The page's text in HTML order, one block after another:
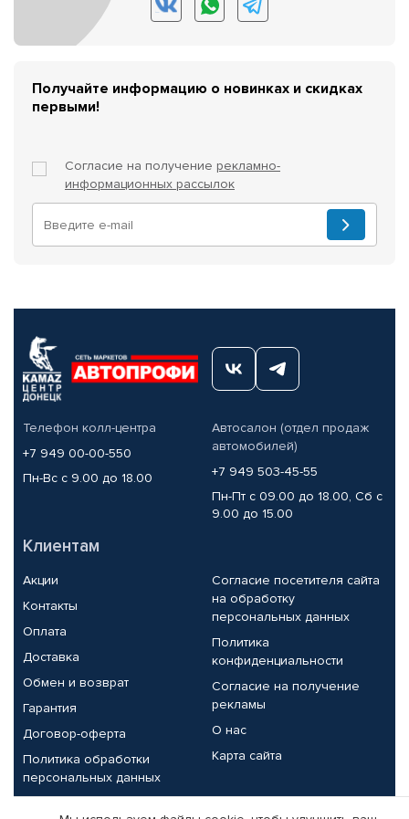
Получайте информацию о новинках и скидках
первыми!
Согласие на получение рекламно-
информационных рассылок
Телефон колл-центра
+7 949 00-00-550
Пн-Вс с 9.00 до 18.00
Автосалон (отдел продаж
автомобилей)
+7 949 503-45-55
Пн-Пт с 09.00 до 18.00, Сб с
9.00 до 15.00
Клиентам
Акции
Контакты
Оплата
Доставка
Обмен и возврат
Гарантия
Договор-оферта
Политика обработки
персональных данных
Согласие посетителя сайта
на обработку
персональных данных
Политика
конфиденциальности
Согласие на получение
рекламы
О нас
Карта сайта